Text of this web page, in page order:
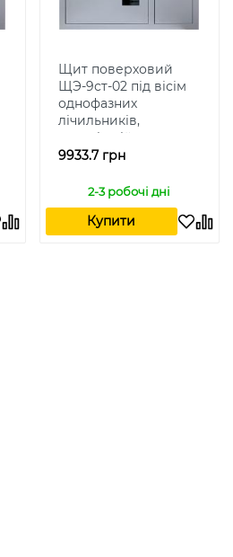
Щит поверховий
ЩЭ-9ст-02 під вісім
однофазних
лічильників,
внутрішній
9933.7 грн
2-3 робочі дні
Купити